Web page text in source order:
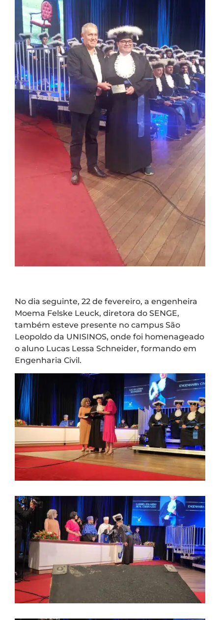
No dia seguinte, 22 de fevereiro, a engenheira
Moema Felske Leuck, diretora do SENGE,
também esteve presente no campus São
Leopoldo da UNISINOS, onde foi homenageado
o aluno Lucas Lessa Schneider, formando em
Engenharia Civil.